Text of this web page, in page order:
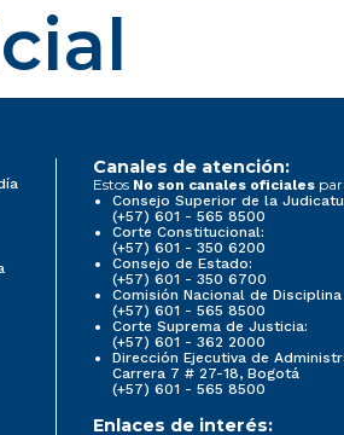
Canales de atención:
Estos No son canales oficiales
Consejo Superior de la
(+57) 601 - 565 8500
Corte Constitucional:
(+57) 601 - 350 6200
Consejo de Estado:
(+57) 601 - 350 6700
Comisión Nacional de
(+57) 601 - 565 8500
Corte Suprema de Justicia:
(+57) 601 - 362 2000
Dirección Ejecutiva de
Carrera 7 # 27-18, Bogotá
(+57) 601 - 565 8500
Enlaces de interés: